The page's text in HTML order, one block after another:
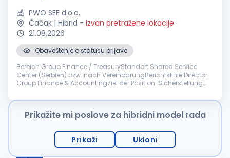
PWO SEE d.o.o.
Čačak | Hibrid - Izvan pretražene lokacije
21.08.2026
Obaveštenje o statusu prijave
Bereich Group Finance / TreasuryStandort Shared Service
Center (Serbien) bzw. nach VereinbarungBerichtslinie Director
Group Finance & AccountingZiel der Position Sicherstellung
Weitere...
Prikažite mi poslove za hibridni model rada
Prikaži Ukloni